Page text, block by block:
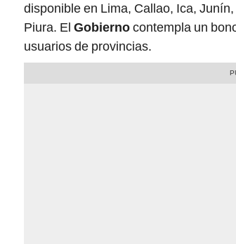
disponible en Lima, Callao, Ica,
Piura. El Gobiernocontempla un
usuarios de provincias.